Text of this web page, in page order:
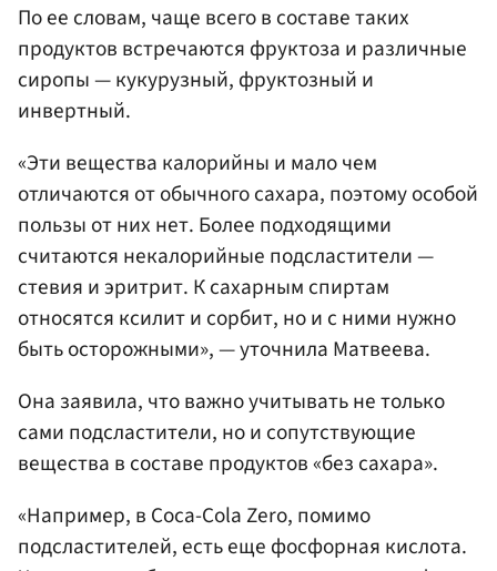
По ее словам, чаще всего в составе таких
продуктов встречаются фруктоза и различные
сиропы — кукурузный, фруктозный и
инвертный.
«Эти вещества калорийны и мало чем
отличаются от обычного сахара, поэтому особой
пользы от них нет. Более подходящими
считаются некалорийные подсластители —
стевия и эритрит. К сахарным спиртам
относятся ксилит и сорбит, но и с ними нужно
быть осторожными», — уточнила Матвеева.
Она заявила, что важно учитывать не только
сами подсластители, но и сопутствующие
вещества в составе продуктов «без сахара».
«Например, в Coca-Cola Zero, помимо
подсластителей, есть еще фосфорная кислота.